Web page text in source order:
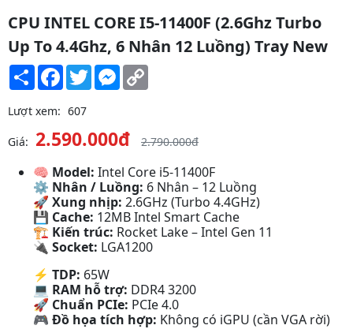
CPU INTEL CORE I5-11400F (2.6Ghz Turbo
Up To 4.4Ghz, 6 Nhân 12 Luồng) Tray New
Share Facebook
TwitterMessenger
Lượt xem: 607
Giá: 2.590.000đ 2.790.000đ
🧠 Model: Intel Core i5-11400F
⚙ Nhân / Luồng: 6 Nhân – 12 Luồng
🚀 Xung nhịp: 2.6GHz (Turbo 4.4GHz)
💾 Cache: 12MB Intel Smart Cache
🏗 Kiến trúc: Rocket Lake – Intel Gen 11
🔌 Socket: LGA1200
⚡ TDP: 65W
💻 RAM hỗ trợ: DDR4 3200
🚀 Chuẩn PCIe: PCIe 4.0
🎮 Đồ họa tích hợp: Không có iGPU (cần VGA rời)